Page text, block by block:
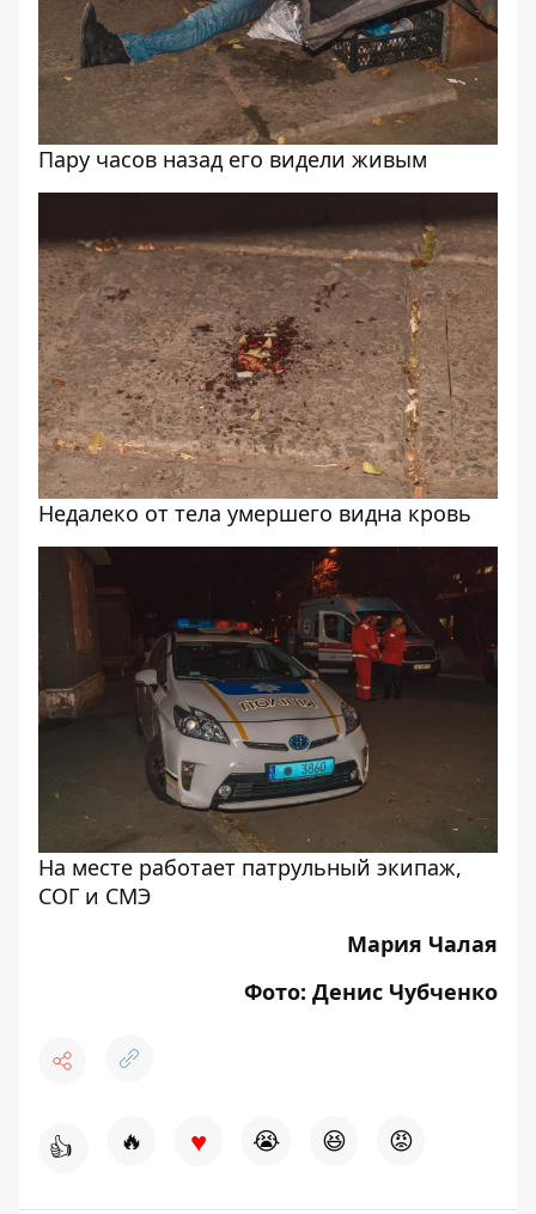
Пару часов назад его видели живым
Недалеко от тела умершего видна кровь
На месте работает патрульный экипаж,
СОГ и СМЭ
Мария Чалая
Фото: Денис Чубченко
👍 🔥 ♥ 😭 😆 😡